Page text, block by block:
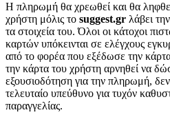
Η πληρωμή θα χρεωθεί και θα
χρήστη μόλις το suggest.gr λάβει
τα στοιχεία του. Όλοι οι κάτοχοι
καρτών υπόκεινται σε ελέγχους
από το φορέα που εξέδωσε την
την κάρτα του χρήστη αρνηθεί να
εξουσιοδότηση για την πληρωμή,
τελευταίο υπεύθυνο για τυχόν
παραγγελίας.